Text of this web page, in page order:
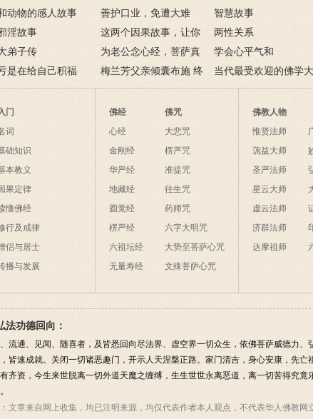
例
动物的感人故事 善护口业，免遭大难 智慧故事
淫故事
这两个因果故事，让你
了解什么是业障
两性关系
弟子传
为老公念心经，菩萨真
的加持为其开智慧了
学会心平气和
是在给自己积福
梅兰芳父亲倾囊布施 终
获善报
当代最受欢迎的佛学大
师及其代表作
门
词
础知识
本教义
果定律
懂佛经
行及戒律
侣与居士
播与发展
佛经
心经
金刚经
华严经
地藏经
圆觉经
楞严经
六祖坛经
无量寿经
佛咒
大悲咒
楞严咒
准提咒
往生咒
药师咒
六字大明咒
大势至菩萨心咒
文殊菩萨心咒
佛教人物
惟贤法师
蕅益大师
圣严法师
星云大师
虚云法师
济群法师
达摩祖师
法功德回向：
流通、见闻、随喜者，及皆悉回向尽法界、虚空界一切众生，依佛菩萨威德力
皆速成就。关闭一切诸恶趣门，开示人天涅槃正路。家门清吉，身心安康，先
齐资，今生来世脱离一切外道天魔之缠缚，生生世世永离恶道，离一切苦得究
文章来自网上收集，均已注明来源，均仅代表作者本人观点，不代表华人佛教网